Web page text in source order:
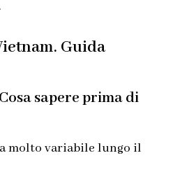
Guida
sapere prima di
molto variabile lungo il